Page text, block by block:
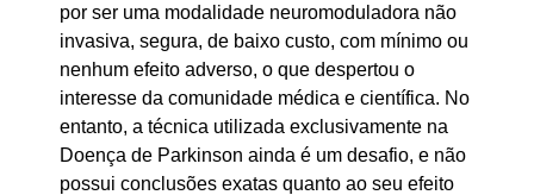
por ser uma modalidade neuromoduladora não
invasiva, segura, de baixo custo, com mínimo ou
nenhum efeito adverso, o que despertou o
interesse da comunidade médica e científica. No
entanto, a técnica utilizada exclusivamente na
Doença de Parkinson ainda é um desafio, e não
possui conclusões exatas quanto ao seu efeito